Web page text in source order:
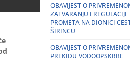
OBAVIJEST O
ZATVARANJU I REGULACIJI
PROMETA NA DIONICI
ŠIRINCU
OBAVIJEST O
PREKIDU VODOOPSKRBE